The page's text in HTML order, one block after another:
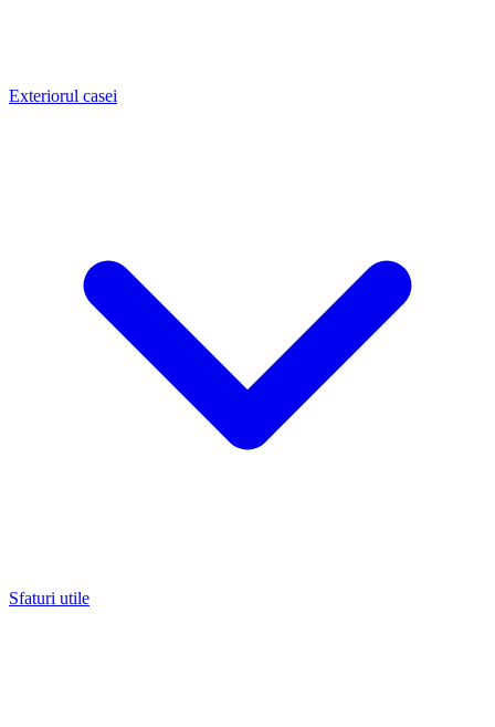
Exteriorul casei
Sfaturi utile